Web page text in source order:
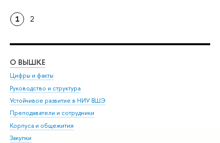
1 2
О ВЫШКЕ
Цифры и факты
Руководство и структура
Устойчивое развитие в НИУ ВШЭ
Преподаватели и сотрудники
Корпуса и общежития
Закупки